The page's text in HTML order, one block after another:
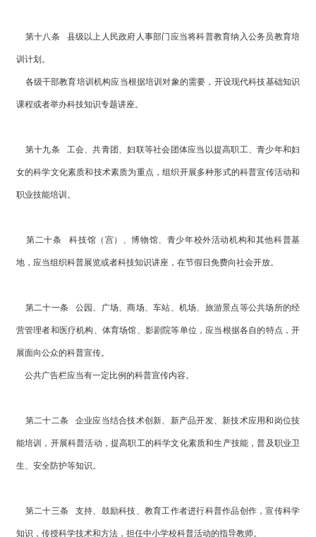
第十八条 县级以上人民政府人事部门应当将科普教育纳入公务员教育培
训计划。
各级干部教育培训机构应当根据培训对象的需要，开设现代科技基础知识
课程或者举办科技知识专题讲座。
第十九条 工会、共青团、妇联等社会团体应当以提高职工、青少年和妇
女的科学文化素质和技术素质为重点，组织开展多种形式的科普宣传活动和
职业技能培训。
第二十条 科技馆（宫）、博物馆、青少年校外活动机构和其他科普基
地，应当组织科普展览或者科技知识讲座，在节假日免费向社会开放。
第二十一条 公园、广场、商场、车站、机场、旅游景点等公共场所的经
营管理者和医疗机构、体育场馆、影剧院等单位，应当根据各自的特点，开
展面向公众的科普宣传。
公共广告栏应当有一定比例的科普宣传内容。
第二十二条 企业应当结合技术创新、新产品开发、新技术应用和岗位技
能培训，开展科普活动，提高职工的科学文化素质和生产技能，普及职业卫
生、安全防护等知识。
第二十三条 支持、鼓励科技、教育工作者进行科普作品创作，宣传科学
知识，传授科学技术和方法，担任中小学校科普活动的指导教师。